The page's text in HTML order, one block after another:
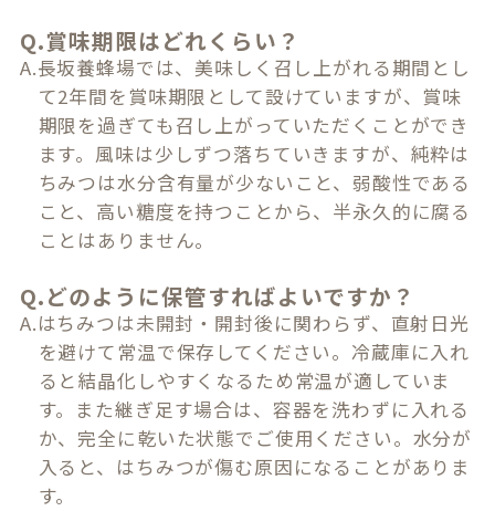
Q.賞味期限はどれくらい？
A.長坂養蜂場では、美味しく召し上がれる期間とし
て2年間を賞味期限として設けていますが、賞味
期限を過ぎても召し上がっていただくことができ
ます。風味は少しずつ落ちていきますが、純粋は
ちみつは水分含有量が少ないこと、弱酸性である
こと、高い糖度を持つことから、半永久的に腐る
ことはありません。
Q.どのように保管すればよいですか？
A.はちみつは未開封・開封後に関わらず、直射日光
を避けて常温で保存してください。冷蔵庫に入れ
ると結晶化しやすくなるため常温が適していま
す。また継ぎ足す場合は、容器を洗わずに入れる
か、完全に乾いた状態でご使用ください。水分が
入ると、はちみつが傷む原因になることがありま
す。